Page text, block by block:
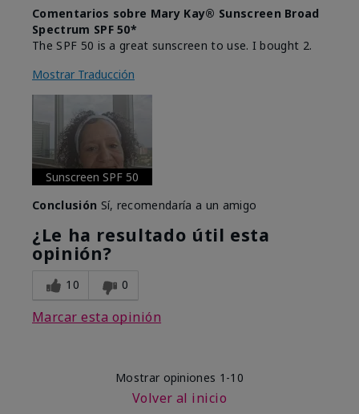
Comentarios sobre Mary Kay® Sunscreen Broad
Spectrum SPF 50*
The SPF 50 is a great sunscreen to use. I bought 2.
Mostrar Traducción
Sunscreen SPF 50
Conclusión Sí, recomendaría a un amigo
¿Le ha resultado útil esta
opinión?
10 0
Marcar esta opinión
Mostrar opiniones 1-10
Volver al inicio